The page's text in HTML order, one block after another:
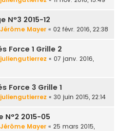
N°3 2015-12
Jérôme Mayer « 02 févr. 2016, 22:38
Force 1 Grille 2
juliengutierrez « 07 janv. 2016,
Force 3 Grille 1
juliengutierrez « 30 juin 2015, 22:14
2015-05
Jérôme Mayer « 25 mars 2015,